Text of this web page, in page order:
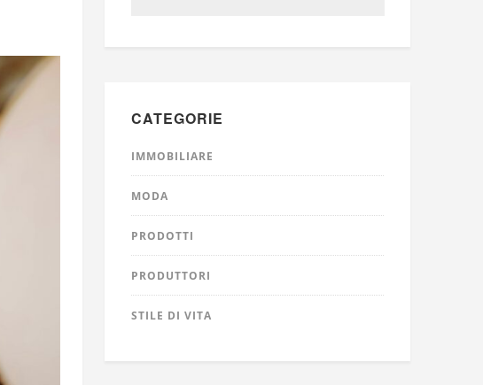
CATEGORIE
IMMOBILIARE
MODA
PRODOTTI
PRODUTTORI
STILE DI VITA